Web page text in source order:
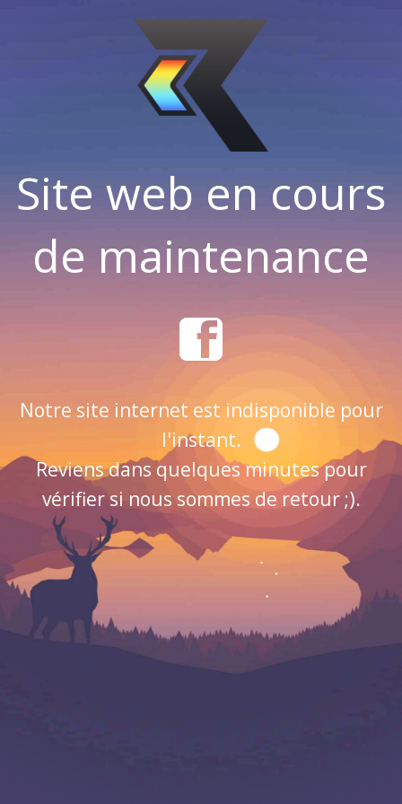
Site web en cours
de maintenance
Notre site internet est indisponible pour
l'instant.
Reviens dans quelques minutes pour
vérifier si nous sommes de retour ;).